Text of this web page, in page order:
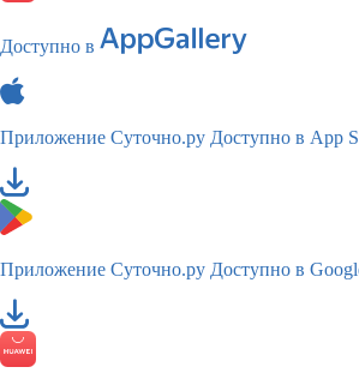
Доступно в
Приложение Суточно.ру Доступно в App
Приложение Суточно.ру Доступно в